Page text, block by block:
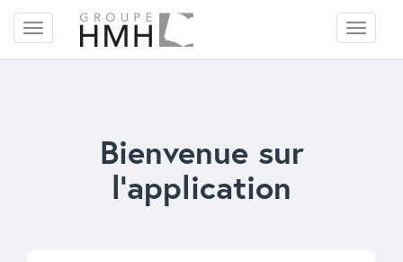
Bienvenue sur
l'application